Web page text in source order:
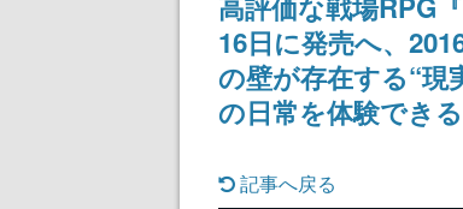
ップ
エン
どを
16日に発売へ、
の壁が存在する“現
の日常を体験できる
記事へ戻る